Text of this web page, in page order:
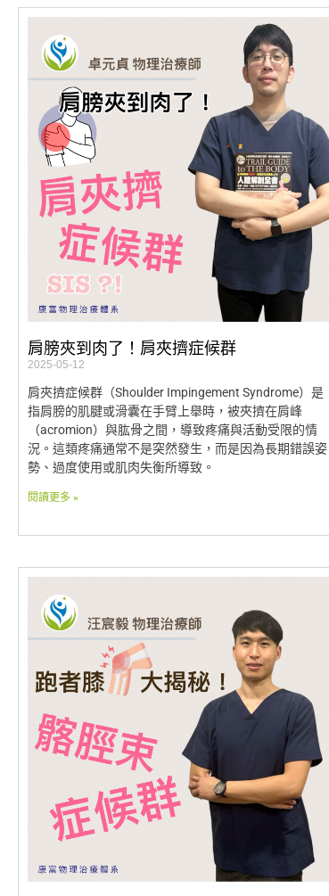
肩膀夾到肉了！肩夾擠症候群
2025-05-12
肩夾擠症候群（Shoulder Impingement Syndrome）是
指肩膀的肌腱或滑囊在手臂上舉時，被夾擠在肩峰
（acromion）與肱骨之間，導致疼痛與活動受限的情
況。這類疼痛通常不是突然發生，而是因為長期錯誤姿
勢、過度使用或肌肉失衡所導致。
閱讀更多 »